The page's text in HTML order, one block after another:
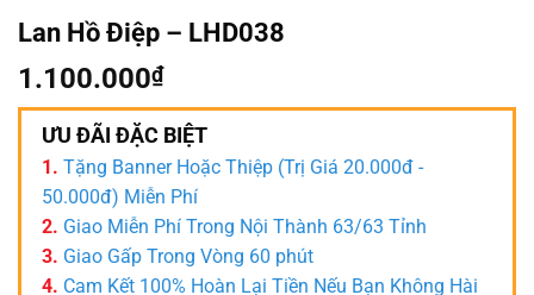
Lan Hồ Điệp – LHD038
1.100.000₫
ƯU ĐÃI ĐẶC BIỆT
1. Tặng Banner Hoặc Thiệp (Trị Giá 20.000đ -
50.000đ) Miễn Phí
2. Giao Miễn Phí Trong Nội Thành 63/63 Tỉnh
3. Giao Gấp Trong Vòng 60 phút
4. Cam Kết 100% Hoàn Lại Tiền Nếu Bạn Không Hài